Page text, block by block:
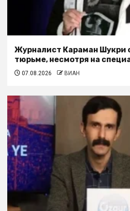
Журналист Караман Шукри
тюрьме, несмотря на
07.08.2026 ВИАН